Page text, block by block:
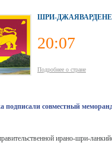
ШРИ-
20:07
Подробнее о стране
совместный
ирано-шри-